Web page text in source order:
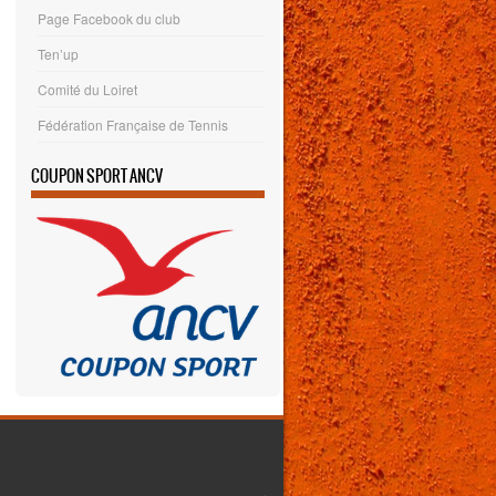
Page Facebook du club
Ten’up
Comité du Loiret
Fédération Française de Tennis
COUPON SPORT ANCV